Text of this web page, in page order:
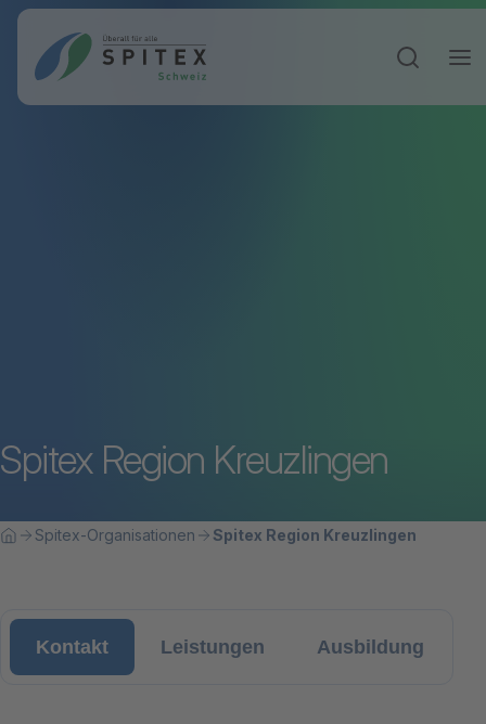
Spitex Region Kreuzlingen
Breadcrumbnavigation
Sie befinden sich hier:
HomeSpitex-Organisationen Spitex Region Kreuzlingen
Kontakt Leistungen Ausbildung